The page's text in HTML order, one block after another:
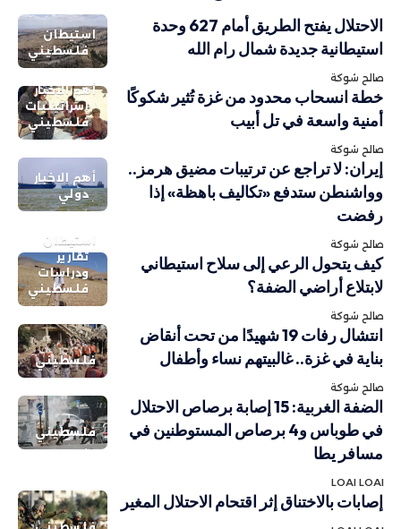
استيطان
فلسطيني
الاحتلال يفتح الطريق أمام 627 وحدة
استيطانية جديدة شمال رام الله
صالح شوكة
أهم الاخبار
إسرائيليات
فلسطيني
خطة انسحاب محدود من غزة تُثير شكوكًا
أمنية واسعة في تل أبيب
صالح شوكة
أهم الاخبار
دولي
إيران: لا تراجع عن ترتيبات مضيق هرمز..
وواشنطن ستدفع «تكاليف باهظة» إذا
رفضت
صالح شوكة
استيطان
تقارير
ودراسات
فلسطيني
كيف يتحول الرعي إلى سلاح استيطاني
لابتلاع أراضي الضفة؟
صالح شوكة
فلسطيني
انتشال رفات 19 شهيدًا من تحت أنقاض
بناية في غزة.. غالبيتهم نساء وأطفال
صالح شوكة
فلسطيني
الضفة الغربية: 15 إصابة برصاص الاحتلال
في طوباس و4 برصاص المستوطنين في
مسافر يطا
LOAI LOAI
إصابات بالاختناق إثر اقتحام الاحتلال المغير